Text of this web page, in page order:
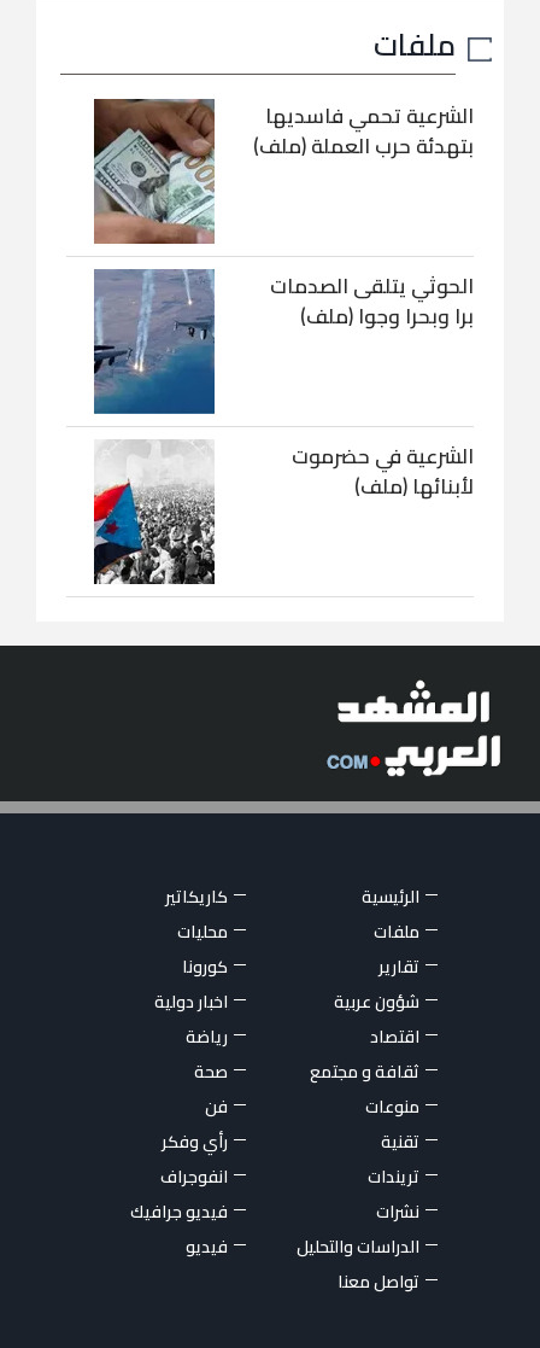
ملفات
الشرعية تحمي فاسديها
بتهدئة حرب العملة (ملف)
الحوثي يتلقى الصدمات
برا وبحرا وجوا (ملف)
الشرعية في حضرموت
لأبنائها (ملف)
الرئيسية
كاريكاتير
ملفات
محليات
تقارير
كورونا
شؤون عربية
اخبار دولية
اقتصاد
رياضة
ثقافة و مجتمع
صحة
منوعات
فن
تقنية
رأي وفكر
تريندات
انفوجراف
نشرات
فيديو جرافيك
الدراسات والتحليل
فيديو
تواصل معنا